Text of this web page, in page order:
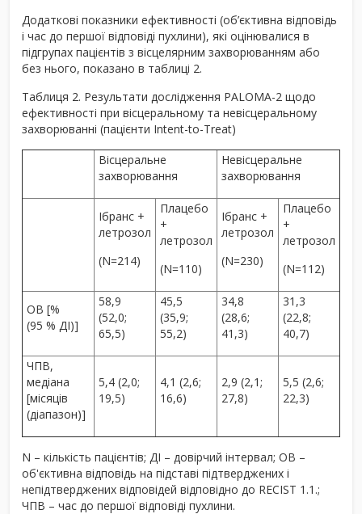
Додаткові показники ефективності (об’єктивна відповідь
і час до першої відповіді пухлини), які оцінювалися в
підгрупах пацієнтів з вісцелярним захворюванням або
без нього, показано в таблиці 2.
Таблиця 2. Результати дослідження PALOMA-2 щодо
ефективності при вісцеральному та невісцеральному
захворюванні (пацієнти Intent-to-Treat)
Вісцеральне
захворювання
Невісцеральне
захворювання
Ібранс +
летрозол
(N=214)
Плацебо
+
летрозол
(N=110)
Ібранс +
летрозол
(N=230)
Плацебо
+
летрозол
(N=112)
ОВ [%
(95 % ДІ)]
58,9
(52,0;
65,5)
45,5
(35,9;
55,2)
34,8
(28,6;
41,3)
31,3
(22,8;
40,7)
ЧПВ,
медіана
[місяців
(діапазон)]
5,4 (2,0;
19,5)
4,1 (2,6;
16,6)
2,9 (2,1;
27,8)
5,5 (2,6;
22,3)
N – кількість пацієнтів; ДІ – довірчий інтервал; ОВ –
об'єктивна відповідь на підставі підтверджених і
непідтверджених відповідей відповідно до RECIST 1.1.;
ЧПВ – час до першої відповіді пухлини.